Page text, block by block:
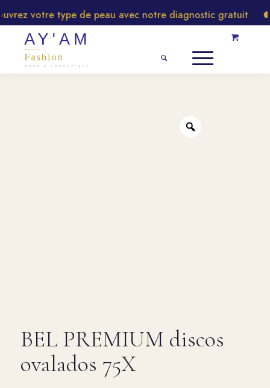
votre type de peau avec notre diagnostic gratuit
BEL PREMIUM discos
ovalados 75X